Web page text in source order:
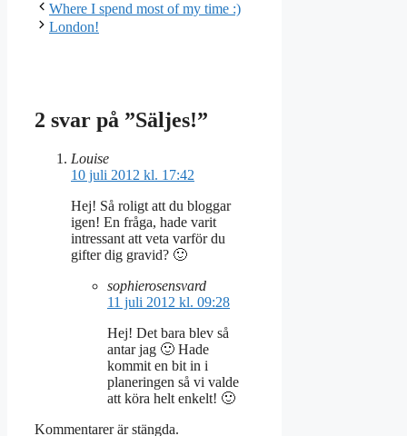
Where I spend most of my time :)
London!
2 svar på ”Säljes!”
Louise
10 juli 2012 kl. 17:42
Hej! Så roligt att du bloggar
igen! En fråga, hade varit
intressant att veta varför du
gifter dig gravid? 🙂
sophierosensvard
11 juli 2012 kl. 09:28
Hej! Det bara blev så
antar jag 🙂 Hade
kommit en bit in i
planeringen så vi valde
att köra helt enkelt! 🙂
Kommentarer är stängda.